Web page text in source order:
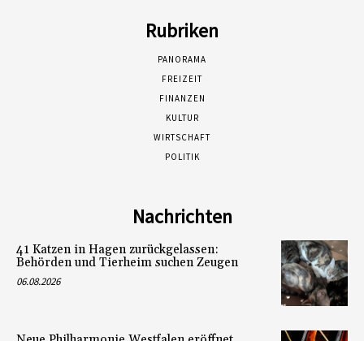
Rubriken
PANORAMA
FREIZEIT
FINANZEN
KULTUR
WIRTSCHAFT
POLITIK
Nachrichten
41 Katzen in Hagen zurückgelassen:
Behörden und Tierheim suchen Zeugen
06.08.2026